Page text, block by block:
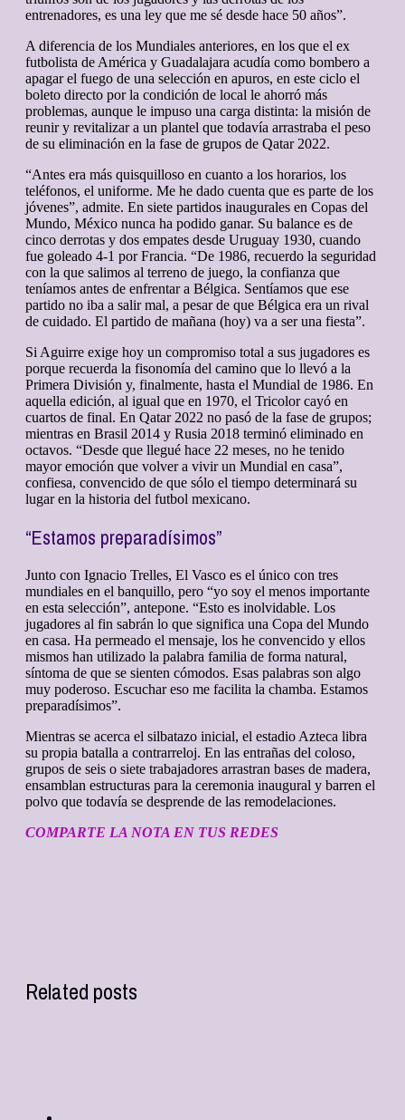
entrenadores, es una ley que me sé desde hace 50 años”.
A diferencia de los Mundiales anteriores, en los que el ex
futbolista de América y Guadalajara acudía como bombero a
apagar el fuego de una selección en apuros, en este ciclo el
boleto directo por la condición de local le ahorró más
problemas, aunque le impuso una carga distinta: la misión de
reunir y revitalizar a un plantel que todavía arrastraba el peso
de su eliminación en la fase de grupos de Qatar 2022.
“Antes era más quisquilloso en cuanto a los horarios, los
teléfonos, el uniforme. Me he dado cuenta que es parte de los
jóvenes”, admite. En siete partidos inaugurales en Copas del
Mundo, México nunca ha podido ganar. Su balance es de
cinco derrotas y dos empates desde Uruguay 1930, cuando
fue goleado 4-1 por Francia. “De 1986, recuerdo la seguridad
con la que salimos al terreno de juego, la confianza que
teníamos antes de enfrentar a Bélgica. Sentíamos que ese
partido no iba a salir mal, a pesar de que Bélgica era un rival
de cuidado. El partido de mañana (hoy) va a ser una fiesta”.
Si Aguirre exige hoy un compromiso total a sus jugadores es
porque recuerda la fisonomía del camino que lo llevó a la
Primera División y, finalmente, hasta el Mundial de 1986. En
aquella edición, al igual que en 1970, el Tricolor cayó en
cuartos de final. En Qatar 2022 no pasó de la fase de grupos;
mientras en Brasil 2014 y Rusia 2018 terminó eliminado en
octavos. “Desde que llegué hace 22 meses, no he tenido
mayor emoción que volver a vivir un Mundial en casa”,
confiesa, convencido de que sólo el tiempo determinará su
lugar en la historia del futbol mexicano.
“Estamos preparadísimos”
Junto con Ignacio Trelles, El Vasco es el único con tres
mundiales en el banquillo, pero “yo soy el menos importante
en esta selección”, antepone. “Esto es inolvidable. Los
jugadores al fin sabrán lo que significa una Copa del Mundo
en casa. Ha permeado el mensaje, los he convencido y ellos
mismos han utilizado la palabra familia de forma natural,
síntoma de que se sienten cómodos. Esas palabras son algo
muy poderoso. Escuchar eso me facilita la chamba. Estamos
preparadísimos”.
Mientras se acerca el silbatazo inicial, el estadio Azteca libra
su propia batalla a contrarreloj. En las entrañas del coloso,
grupos de seis o siete trabajadores arrastran bases de madera,
ensamblan estructuras para la ceremonia inaugural y barren el
polvo que todavía se desprende de las remodelaciones.
COMPARTE LA NOTA EN TUS REDES
Related posts